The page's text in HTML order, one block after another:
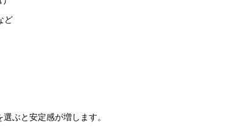
ど
ぶと安定感が増します。